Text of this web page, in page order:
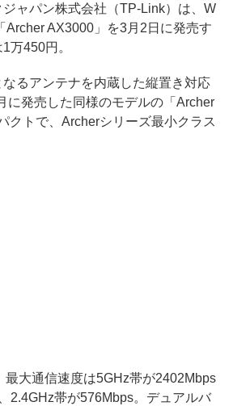
ャパン株式会社（TP-Link）は、W
Archer AX3000」を3月2日に発売す
万450円。
るアンテナを内蔵した縦置き対応
に発売した同様のモデルの「Archer
クトで、Archerシリーズ最小クラス
大通信速度は5GHz帯が2402Mbps
2.4GHz帯が576Mbps。デュアルバ